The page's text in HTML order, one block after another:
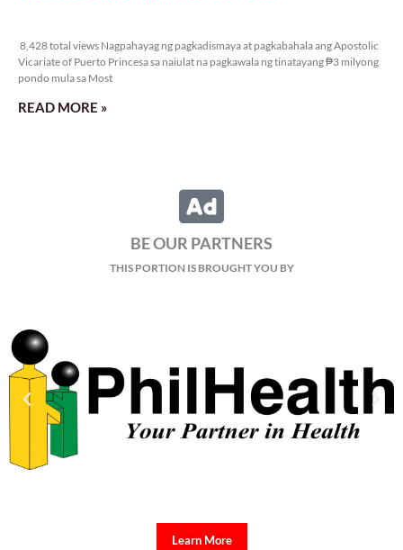
8,428 total views Nagpahayag ng pagkadismaya at pagkabahala ang Apostolic
Vicariate of Puerto Princesa sa naiulat na pagkawala ng tinatayang ₱3 milyong
pondo mula sa Most
READ MORE »
BE OUR PARTNERS
THIS PORTION IS BROUGHT YOU BY
Learn More